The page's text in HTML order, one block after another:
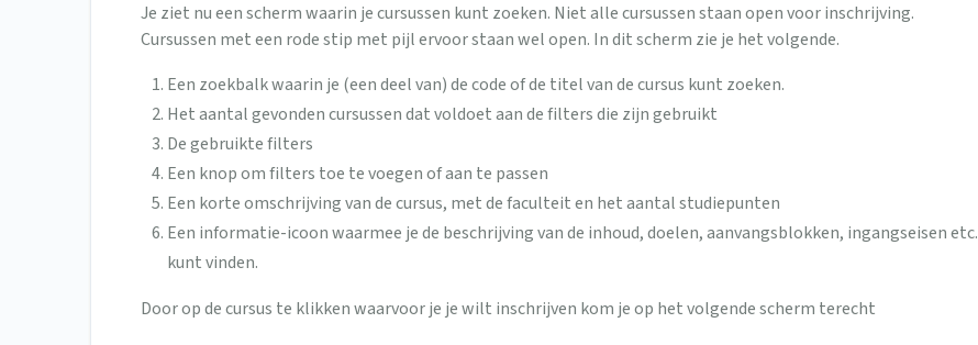
Je ziet nu een scherm waarin je cursussen kunt zoeken. Niet alle cursussen staan open voor inschrijving.
Cursussen met een rode stip met pijl ervoor staan wel open. In dit scherm zie je het volgende.
Een zoekbalk waarin je (een deel van) de code of de titel van de cursus kunt zoeken.
Het aantal gevonden cursussen dat voldoet aan de filters die zijn gebruikt
De gebruikte filters
Een knop om filters toe te voegen of aan te passen
Een korte omschrijving van de cursus, met de faculteit en het aantal studiepunten
Een informatie-icoon waarmee je de beschrijving van de inhoud, doelen, aanvangsblokken, ingangseisen etc.
kunt vinden.
Door op de cursus te klikken waarvoor je je wilt inschrijven kom je op het volgende scherm terecht